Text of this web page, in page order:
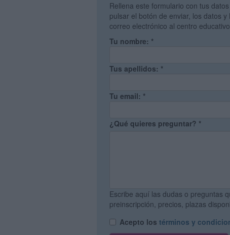
Rellena este formulario con tus
pulsar el botón de enviar, los datos
correo electrónico al centro
Tu nombre: *
Tus apellidos: *
Tu email: *
¿Qué quieres preguntar? *
Escribe aquí las dudas o preguntas
preinscripción, precios, plazas
Acepto los términos y